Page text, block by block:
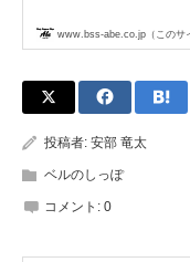
www.bss-abe.co.jp（このサ
投稿者: 安部 竜太
ベルのしっぽ
コメント: 0